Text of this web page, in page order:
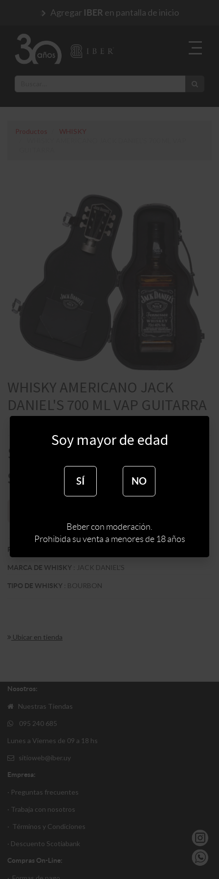
Agregar IBER en pantalla de inicio
Productos
WHISKY
WHISKY AMERICANO JACK
DANIEL'S 700 ML VAP GUITARRA
$
$
PAIS
MARCA DE WHISKY : JACK DANIEL'S
TIPO DE WHISKY : BOURBON
Ubicar en tienda
Nosotros:
Nuestras Tiendas
095 240 685
Lunes a Viernes de 09 a 18 hs
sitioweb@iber.uy
Empresa:
· Preguntas frecuentes
· Trabaja con nosotros
· Términos y Condiciones
· Descuento Scotiabank
Compras On-Line:
Soy mayor de edad
SÍ NO
Beber con moderación.
Prohibida su venta a menores de 18 años